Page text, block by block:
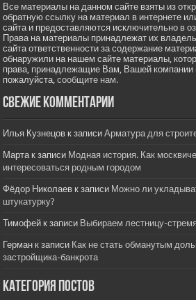
Все материалы на данном сайте взяты из
обратную ссылку на материал в интернете
сайта и предоставляются исключительно в
Права на материалы принадлежат их
сайта ответственности за содержание
обнаружили на нашем сайте материалы,
права, принадлежащие Вам, Вашей компании
пожалуйста,сообщите нам.
Свежие комментарии
Илья Кузнецов к записиАрматура для
Марта к записи Модная история. Как
интересоваться родным городом
Фёдор Николаев к записи Можно ли
штукатурку?
Тимофей к записи Выбираем лестницу-
Герман к записи Как не стать обманутым
застройщика-банкрота
Категория постов